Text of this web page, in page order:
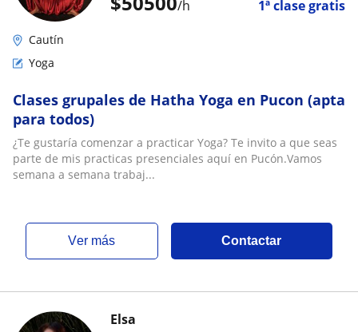
/h 1ª clase gratis
Cautín
Yoga
Clases grupales de Hatha Yoga en Pucon (apta
para todos)
¿Te gustaría comenzar a practicar Yoga? Te invito a que seas
parte de mis practicas presenciales aquí en Pucón.Vamos
semana a semana trabaj...
ver más Contactar
Elsa